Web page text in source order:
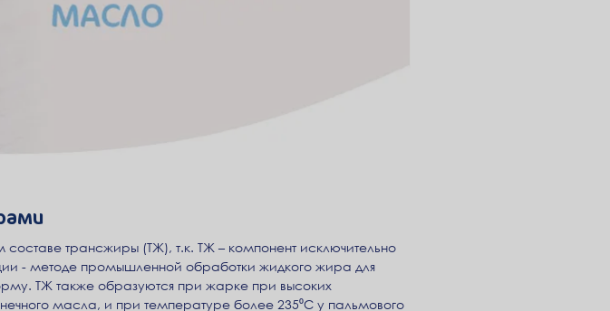
трансжиры (ТЖ), т.к. ТЖ – компонент исключительно
- методе промышленной обработки жидкого жира для
ТЖ также образуются при жарке при высоких
масла, и при температуре более 235⁰С у пальмового